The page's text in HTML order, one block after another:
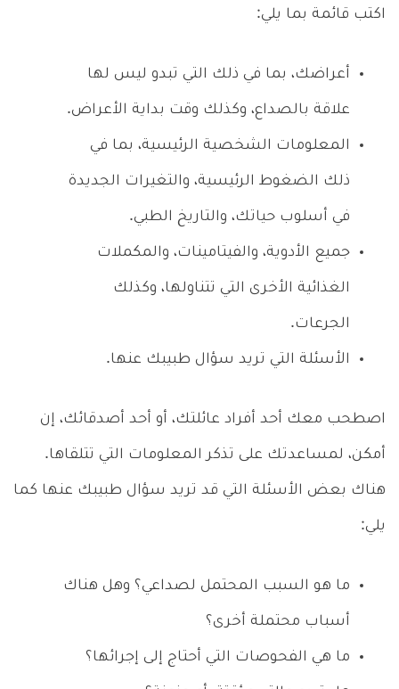
اكتب قائمة بما يلي:
أعراضك، بما في ذلك التي تبدو ليس لها
علاقة بالصداع، وكذلك وقت بداية الأعراض.
المعلومات الشخصية الرئيسية، بما في
ذلك الضغوط الرئيسية، والتغيرات الجديدة
في أسلوب حياتك، والتاريخ الطبي.
جميع الأدوية، والفيتامينات، والمكملات
الغذائية الأخرى التي تتناولها، وكذلك
الجرعات.
الأسئلة التي تريد سؤال طبيبك عنها.
اصطحب معك أحد أفراد عائلتك، أو أحد أصدقائك، إن
أمكن، لمساعدتك على تذكر المعلومات التي تتلقاها.
هناك بعض الأسئلة التي قد تريد سؤال طبيبك عنها كما
يلي:
ما هو السبب المحتمل لصداعي؟ وهل هناك
أسباب محتملة أخرى؟
ما هي الفحوصات التي أحتاج إلى إجرائها؟